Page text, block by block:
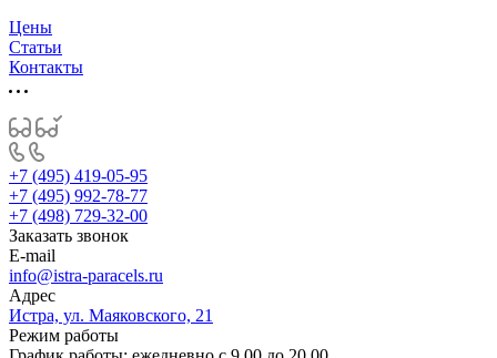
Цены
Статьи
Контакты
+7 (495) 419-05-95
+7 (495) 992-78-77
+7 (498) 729-32-00
Заказать звонок
E-mail
info@istra-paracels.ru
Адрес
Истра, ул. Маяковского, 21
Режим работы